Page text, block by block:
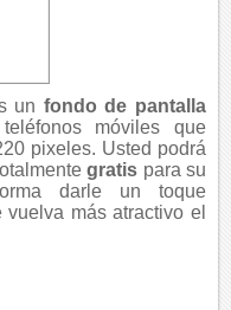
un fondo de pantalla
móviles que
pixeles. Usted podrá
gratis para su
darle un toque
más atractivo el